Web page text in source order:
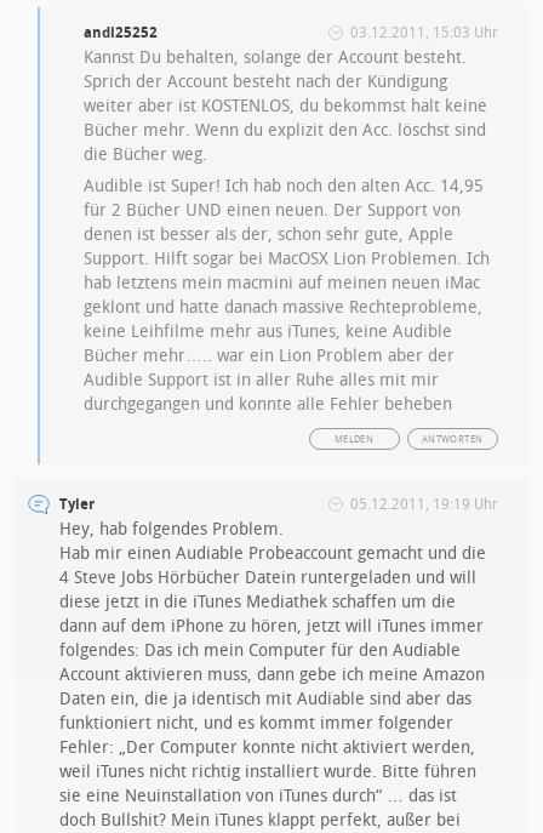
andi25252 03.12.2011, 15:03 Uhr
Kannst Du behalten, solange der Account besteht.
Sprich der Account besteht nach der Kündigung
weiter aber ist KOSTENLOS, du bekommst halt keine
Bücher mehr. Wenn du explizit den Acc. löschst sind
die Bücher weg.
Audible ist Super! Ich hab noch den alten Acc. 14,95
für 2 Bücher UND einen neuen. Der Support von
denen ist besser als der, schon sehr gute, Apple
Support. Hilft sogar bei MacOSX Lion Problemen. Ich
hab letztens mein macmini auf meinen neuen iMac
geklont und hatte danach massive Rechteprobleme,
keine Leihfilme mehr aus iTunes, keine Audible
Bücher mehr….. war ein Lion Problem aber der
Audible Support ist in aller Ruhe alles mit mir
durchgegangen und konnte alle Fehler beheben
ANTWORTEN
MELDEN
Tyler 05.12.2011, 19:19 Uhr
Hey, hab folgendes Problem.
Hab mir einen Audiable Probeaccount gemacht und die
4 Steve Jobs Hörbücher Datein runtergeladen und will
diese jetzt in die iTunes Mediathek schaffen um die
dann auf dem iPhone zu hören, jetzt will iTunes immer
folgendes: Das ich mein Computer für den Audiable
Account aktivieren muss, dann gebe ich meine Amazon
Daten ein, die ja identisch mit Audiable sind aber das
funktioniert nicht, und es kommt immer folgender
Fehler: „Der Computer konnte nicht aktiviert werden,
weil iTunes nicht richtig installiert wurde. Bitte führen
sie eine Neuinstallation von iTunes durch“ … das ist
doch Bullshit? Mein iTunes klappt perfekt, außer bei